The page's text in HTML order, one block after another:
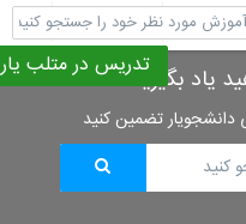
ثبت نام
پشتیبانی
تدریس در متلب یاریاد بگیرید؟
دانشجویار تضمین کنید